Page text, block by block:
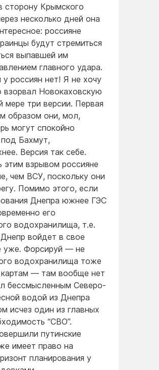
сторону Крымского
несколько дней она
россияне
будут стремиться
выпавшей им
главного удара.
у россиян нет! Я не хочу
взорвал Новокаховскую
три версии. Первая
образом они, мол,
могут спокойно
под Бахмут,
Версия так себе.
взрывом россияне
чем ВСУ, поскольку они
Помимо этого, если
Днепра южнее ГЭС
его
водохранилища, т.е.
войдет в свое
уже. Форсируй — не
водохранилища тоже
картам — там вообще нет
бессмысленным Северо-
водой из Днепра
исчез один из главных
“СВО”.
путинские
имеет право на
планирования у